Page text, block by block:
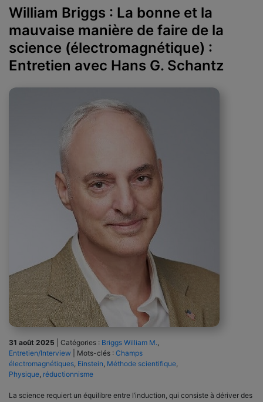
William Briggs : La bonne et la
mauvaise manière de faire de la
science (électromagnétique) :
Entretien avec Hans G. Schantz
31 août 2025 Catégories : Briggs William M.,
Entretien/Interview
Mots-clés : Champs
électromagnétiques, Einstein, Méthode scientifique,
Physique, réductionnisme
La science requiert un équilibre entre l’induction, qui consiste à dériver des